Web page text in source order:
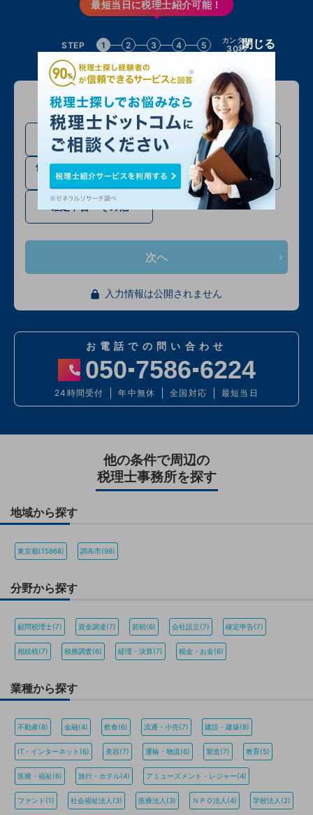
最短当日に税理士紹介可能！
STEP 1 2 3 4 5 カンタン
30秒
問い合わせる方について教えてください
法人の方
法人設立・法人成り予定
の方
個人事業主・フリーラン
スの方
相続税申告の方
次へ
入力情報は公開されません
お電話での問い合わせ
050 7586 6224
24時間受付 年中無休 全国対応 最短当日
他の条件で周辺の
税理士事務所を探す
地域から探す
東京都(15868) 調布市(98)
分野から探す
顧問税理士(7) 資金調達(7) 節税(6) 会社設立(7) 確定申告(7)
相続税(7) 税務調査(6) 経理・決算(7) 税金・お金(6)
業種から探す
不動産(8) 金融(4) 飲食(6) 流通・小売(7) 建設・建築(8)
IT・インターネット(6) 美容(7) 運輸・物流(6) 製造(7) 教育(5)
医療・福祉(6) 旅行・ホテル(4) アミューズメント・レジャー(4)
ファンド(1) 社会福祉法人(3) 医療法人(3) ＮＰＯ法人(4) 学校法人(2)
閉じる